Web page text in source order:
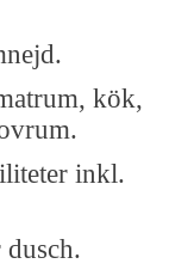
kök,
inkl.
dusch.